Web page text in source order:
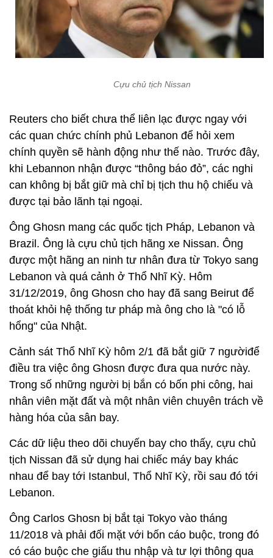
Cựu chủ tịch Nissan
Reuters cho biết chưa thể liên lạc được ngay với
các quan chức chính phủ Lebanon để hỏi xem
chính quyền sẽ hành động như thế nào. Trước đây,
khi Lebannon nhận được “thông báo đỏ”, các nghi
can không bị bắt giữ mà chỉ bị tịch thu hộ chiếu và
được tại bảo lãnh tại ngoại.
Ông Ghosn mang các quốc tịch Pháp, Lebanon và
Brazil. Ông là cựu chủ tịch hãng xe Nissan. Ông
được một hãng an ninh tư nhân đưa từ Tokyo sang
Lebanon và quá cảnh ở Thổ Nhĩ Kỳ. Hôm
31/12/2019, ông Ghosn cho hay đã sang Beirut để
thoát khỏi hệ thống tư pháp mà ông cho là "có lỗ
hổng" của Nhật.
Cảnh sát Thổ Nhĩ Kỳ hôm 2/1 đã bắt giữ 7 ngườiđể
điều tra việc ông Ghosn được đưa qua nước này.
Trong số những người bị bắn có bốn phi công, hai
nhân viên mặt đất và một nhân viên chuyên trách về
hàng hóa của sân bay.
Các dữ liệu theo dõi chuyến bay cho thấy, cựu chủ
tịch Nissan đã sử dụng hai chiếc máy bay khác
nhau để bay tới Istanbul, Thổ Nhĩ Kỳ, rồi sau đó tới
Lebanon.
Ông Carlos Ghosn bị bắt tại Tokyo vào tháng
11/2018 và phải đối mặt với bốn cáo buộc, trong đó
có cáo buộc che giấu thu nhập và tư lợi thông qua